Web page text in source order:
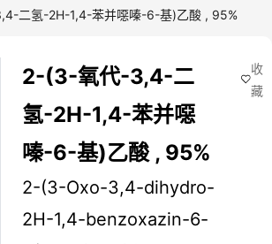
二氢-2H-1,4-苯并噁嗪-6-基)乙酸 , 95%
2-(3-氧代-3,4-二
氢-2H-1,4-苯并噁
嗪-6-基)乙酸 , 95%
2-(3-Oxo-3,4-dihydro-
2H-1,4-benzoxazin-6-
收
藏